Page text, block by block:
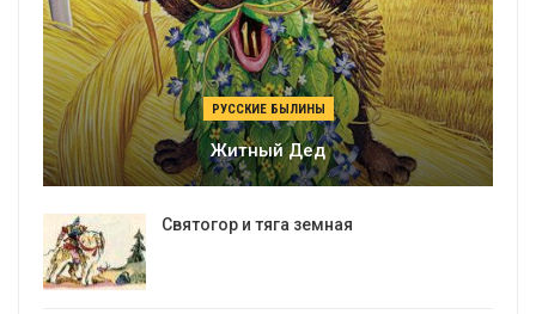
РУССКИЕ БЫЛИНЫ
Житный Дед
Святогор и тяга земная